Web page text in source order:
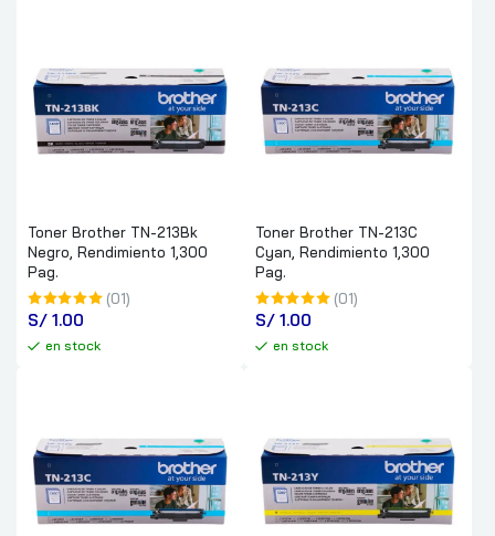
Toner Brother TN-213Bk
Negro, Rendimiento 1,300
Pag.
(01)
S/ 1.00
en stock
Toner Brother TN-213C
Cyan, Rendimiento 1,300
Pag.
(01)
S/ 1.00
en stock